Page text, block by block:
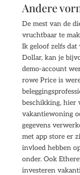
Andere
De mest van de
vruchtbaar te
Ik geloof zelfs
Dollar, kan je
demo-account
rowe Price is
beschikking, hier
vakantiewoning
gegevens
met app store er
invloed hebben
onder. Ook
investeren